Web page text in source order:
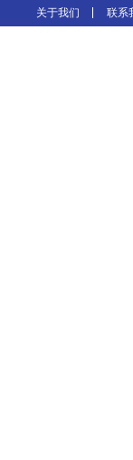
江铭楼322#
关于我们 联系